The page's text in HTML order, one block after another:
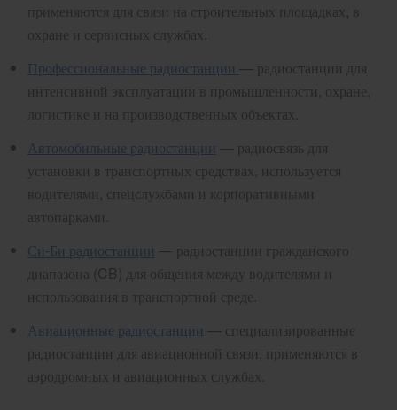
применяются для связи на строительных площадках, в
охране и сервисных службах.
Профессиональные радиостанции — радиостанции для
интенсивной эксплуатации в промышленности, охране,
логистике и на производственных объектах.
Автомобильные радиостанции — радиосвязь для
установки в транспортных средствах, используется
водителями, спецслужбами и корпоративными
автопарками.
Си-Би радиостанции — радиостанции гражданского
диапазона (CB) для общения между водителями и
использования в транспортной среде.
Авиационные радиостанции — специализированные
радиостанции для авиационной связи, применяются в
аэродромных и авиационных службах.